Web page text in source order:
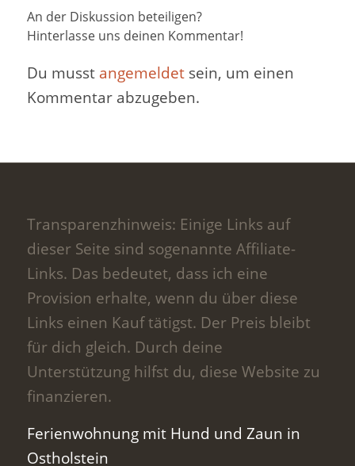
An der Diskussion beteiligen?
Hinterlasse uns deinen Kommentar!
Du musst angemeldetsein, um einen
Kommentar abzugeben.
Transparenzhinweis: Einige Links auf
dieser Seite sind sogenannte Affiliate-
Links. Das bedeutet, dass ich eine
Provision erhalte, wenn du über diese
Links einen Kauf tätigst. Der Preis bleibt
für dich gleich. Durch deine
Unterstützung hilfst du, diese Website zu
finanzieren.
Ferienwohnung mit Hund und Zaun in
Ostholstein